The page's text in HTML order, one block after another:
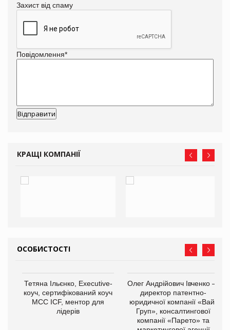
Захист від спаму
Повідомлення*
КРАЩІ КОМПАНІЇ
ОСОБИСТОСТІ
Тетяна Ільєнко, Executive-
коуч, сертифікований коуч
МСС ICF, ментор для
лідерів
Олег Андрійович Івченко —
директор патентно-
юридичної компанії «Вайз
Груп», консалтингової
компанії «Парето» та